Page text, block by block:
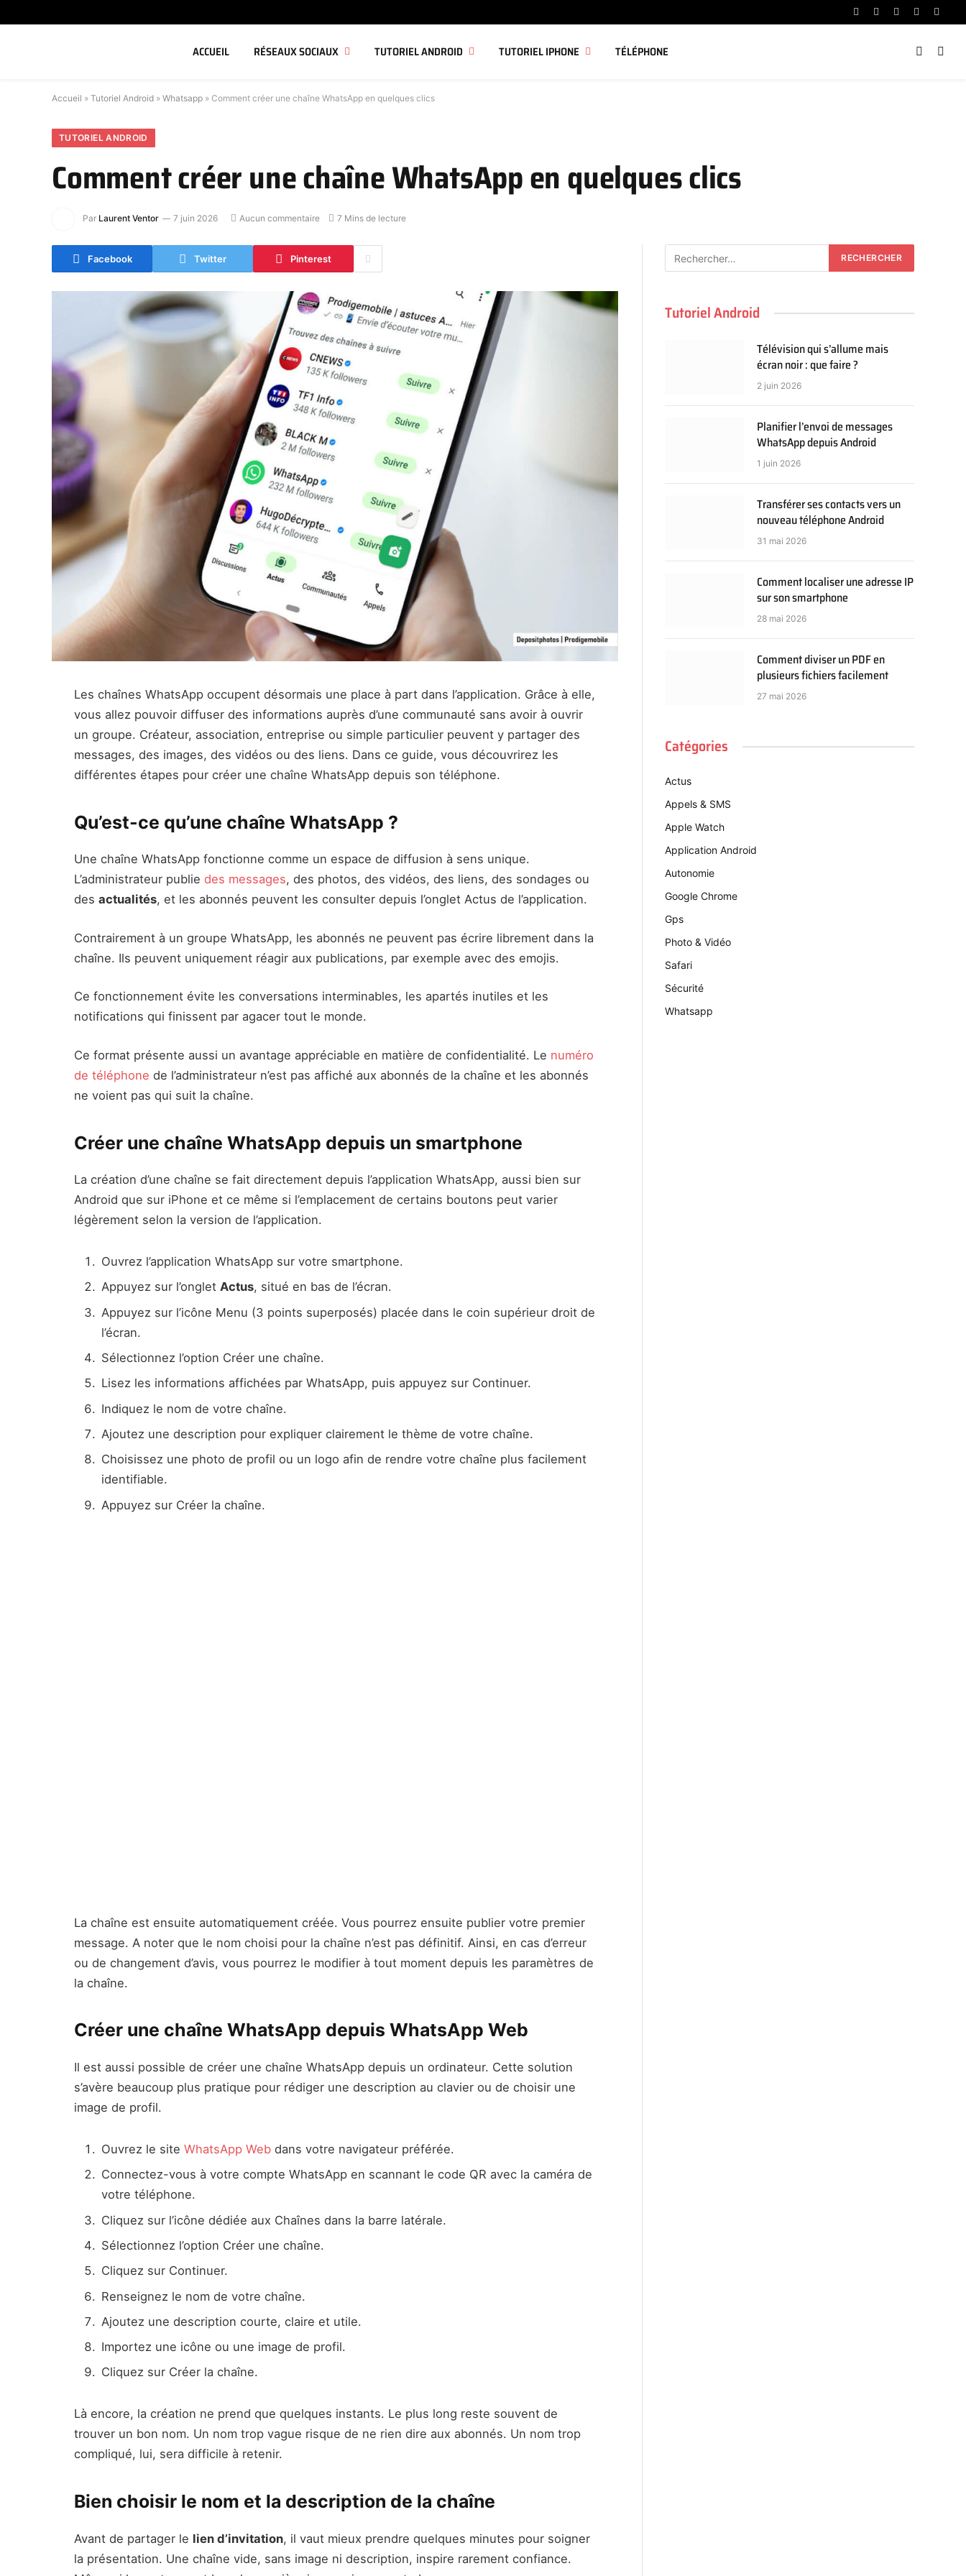
Facebook
X
Instagram
YouTube
ACCUEIL RÉSEAUX SOCIAUX TUTORIEL ANDROID TUTORIEL IPHONE TÉLÉPHONE
Accueil » Tutoriel Android » Whatsapp » Comment créer une chaîne WhatsApp en quelques clics
TUTORIEL ANDROID
Comment créer une chaîne WhatsApp en quelques clics
Par Laurent Ventor 7 juin 2026 Aucun commentaire 7 Mins de lecture
Facebook Twitter Pinterest
Les chaînes WhatsApp occupent désormais une place à part dans l’application. Grâce à elle,
vous allez pouvoir diffuser des informations auprès d’une communauté sans avoir à ouvrir
un groupe. Créateur, association, entreprise ou simple particulier peuvent y partager des
messages, des images, des vidéos ou des liens. Dans ce guide, vous découvrirez les
différentes étapes pour créer une chaîne WhatsApp depuis son téléphone.
Qu’est-ce qu’une chaîne WhatsApp ?
Une chaîne WhatsApp fonctionne comme un espace de diffusion à sens unique.
L’administrateur publie des messages, des photos, des vidéos, des liens, des sondages ou
des actualités, et les abonnés peuvent les consulter depuis l’onglet Actus de l’application.
Contrairement à un groupe WhatsApp, les abonnés ne peuvent pas écrire librement dans la
chaîne. Ils peuvent uniquement réagir aux publications, par exemple avec des emojis.
Ce fonctionnement évite les conversations interminables, les apartés inutiles et les
notifications qui finissent par agacer tout le monde.
Ce format présente aussi un avantage appréciable en matière de confidentialité. Le numéro
de téléphone de l’administrateur n’est pas affiché aux abonnés de la chaîne et les abonnés
ne voient pas qui suit la chaîne.
Créer une chaîne WhatsApp depuis un smartphone
La création d’une chaîne se fait directement depuis l’application WhatsApp, aussi bien sur
Android que sur iPhone et ce même si l’emplacement de certains boutons peut varier
légèrement selon la version de l’application.
Ouvrez l’application WhatsApp sur votre smartphone.
Appuyez sur l’onglet Actus, situé en bas de l’écran.
Appuyez sur l’icône Menu (3 points superposés) placée dans le coin supérieur droit de
l’écran.
Sélectionnez l’option Créer une chaîne.
Lisez les informations affichées par WhatsApp, puis appuyez sur Continuer.
Indiquez le nom de votre chaîne.
Ajoutez une description pour expliquer clairement le thème de votre chaîne.
Choisissez une photo de profil ou un logo afin de rendre votre chaîne plus facilement
identifiable.
Appuyez sur Créer la chaîne.
La chaîne est ensuite automatiquement créée. Vous pourrez ensuite publier votre premier
message. A noter que le nom choisi pour la chaîne n’est pas définitif. Ainsi, en cas d’erreur
ou de changement d’avis, vous pourrez le modifier à tout moment depuis les paramètres de
la chaîne.
Créer une chaîne WhatsApp depuis WhatsApp Web
Il est aussi possible de créer une chaîne WhatsApp depuis un ordinateur. Cette solution
s’avère beaucoup plus pratique pour rédiger une description au clavier ou de choisir une
image de profil.
Ouvrez le site WhatsApp Web dans votre navigateur préférée.
Connectez-vous à votre compte WhatsApp en scannant le code QR avec la caméra de
votre téléphone.
Cliquez sur l’icône dédiée aux Chaînes dans la barre latérale.
Sélectionnez l’option Créer une chaîne.
Cliquez sur Continuer.
Renseignez le nom de votre chaîne.
Ajoutez une description courte, claire et utile.
Importez une icône ou une image de profil.
Cliquez sur Créer la chaîne.
Là encore, la création ne prend que quelques instants. Le plus long reste souvent de
trouver un bon nom. Un nom trop vague risque de ne rien dire aux abonnés. Un nom trop
compliqué, lui, sera difficile à retenir.
Bien choisir le nom et la description de la chaîne
Avant de partager le lien d’invitation, il vaut mieux prendre quelques minutes pour soigner
la présentation. Une chaîne vide, sans image ni description, inspire rarement confiance.
Tutoriel Android
Télévision qui s’allume mais
écran noir : que faire ?
2 juin 2026
Planifier l’envoi de messages
WhatsApp depuis Android
1 juin 2026
Transférer ses contacts vers un
nouveau téléphone Android
31 mai 2026
Comment localiser une adresse IP
sur son smartphone
28 mai 2026
Comment diviser un PDF en
plusieurs fichiers facilement
27 mai 2026
Catégories
Actus
Appels & SMS
Apple Watch
Application Android
Autonomie
Google Chrome
Gps
Photo & Vidéo
Safari
Sécurité
Whatsapp